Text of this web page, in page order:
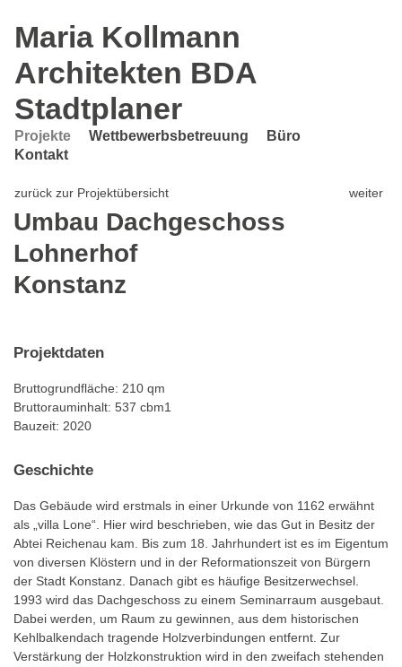
Skip
main
content
Maria Kollmann
Architekten BDA
Stadtplaner
Projekte Wettbewerbsbetreuung
Büro
Kontakt
zurück zur Projektübersicht weiter
Umbau Dachgeschoss
Lohnerhof
Konstanz
Projektdaten
Bruttogrundfläche: 210 qm
Bruttorauminhalt: 537 cbm1
Bauzeit: 2020
Geschichte
Das Gebäude wird erstmals in einer Urkunde von 1162 erwähnt
als „villa Lone“. Hier wird beschrieben, wie das Gut in Besitz der
Abtei Reichenau kam. Bis zum 18. Jahrhundert ist es im Eigentum
von diversen Klöstern und in der Reformationszeit von Bürgern
der Stadt Konstanz. Danach gibt es häufige Besitzerwechsel.
1993 wird das Dachgeschoss zu einem Seminarraum ausgebaut.
Dabei werden, um Raum zu gewinnen, aus dem historischen
Kehlbalkendach tragende Holzverbindungen entfernt. Zur
Verstärkung der Holzkonstruktion wird in den zweifach stehenden